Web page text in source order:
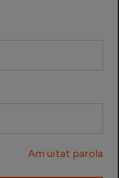
Am uitat parola